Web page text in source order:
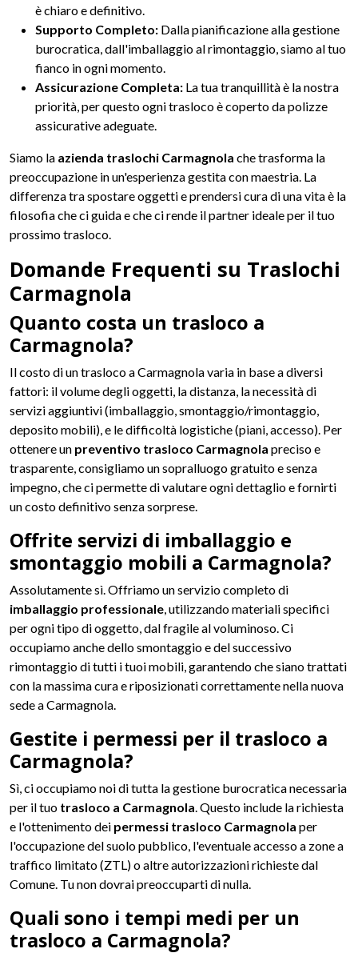
è chiaro e definitivo.
Supporto Completo: Dalla pianificazione alla gestione
burocratica, dall'imballaggio al rimontaggio, siamo al tuo
fianco in ogni momento.
Assicurazione Completa: La tua tranquillità è la nostra
priorità, per questo ogni trasloco è coperto da polizze
assicurative adeguate.
Siamo la azienda traslochi Carmagnola che trasforma la
preoccupazione in un'esperienza gestita con maestria. La
differenza tra spostare oggetti e prendersi cura di una vita è la
filosofia che ci guida e che ci rende il partner ideale per il tuo
prossimo trasloco.
Domande Frequenti su Traslochi
Carmagnola
Quanto costa un trasloco a
Carmagnola?
Il costo di un trasloco a Carmagnola varia in base a diversi
fattori: il volume degli oggetti, la distanza, la necessità di
servizi aggiuntivi (imballaggio, smontaggio/rimontaggio,
deposito mobili), e le difficoltà logistiche (piani, accesso). Per
ottenere un preventivo trasloco Carmagnola preciso e
trasparente, consigliamo un sopralluogo gratuito e senza
impegno, che ci permette di valutare ogni dettaglio e fornirti
un costo definitivo senza sorprese.
Offrite servizi di imballaggio e
smontaggio mobili a Carmagnola?
Assolutamente sì. Offriamo un servizio completo di
imballaggio professionale, utilizzando materiali specifici
per ogni tipo di oggetto, dal fragile al voluminoso. Ci
occupiamo anche dello smontaggio e del successivo
rimontaggio di tutti i tuoi mobili, garantendo che siano trattati
con la massima cura e riposizionati correttamente nella nuova
sede a Carmagnola.
Gestite i permessi per il trasloco a
Carmagnola?
Sì, ci occupiamo noi di tutta la gestione burocratica necessaria
per il tuo trasloco a Carmagnola. Questo include la richiesta
e l'ottenimento dei permessi trasloco Carmagnola per
l'occupazione del suolo pubblico, l'eventuale accesso a zone a
traffico limitato (ZTL) o altre autorizzazioni richieste dal
Comune. Tu non dovrai preoccuparti di nulla.
Quali sono i tempi medi per un
trasloco a Carmagnola?